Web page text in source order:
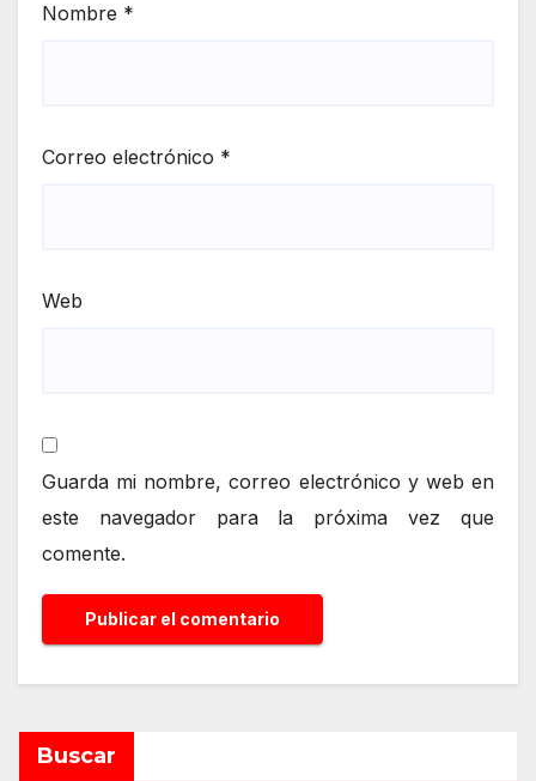
Nombre *
Correo electrónico *
Web
Guarda mi nombre, correo electrónico y web en
este navegador para la próxima vez que
comente.
Buscar